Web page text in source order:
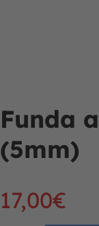
Funda
(5mm)
17,00€